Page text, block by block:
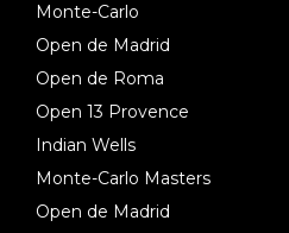
Monte-Carlo
Open de Madrid
Open de Roma
Open 13 Provence
Indian Wells
Monte-Carlo Masters
Open de Madrid